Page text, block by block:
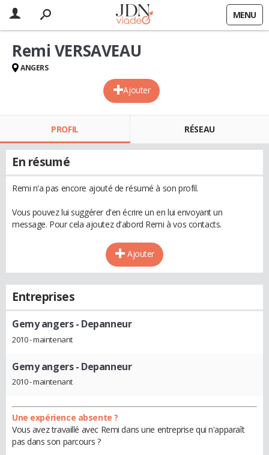
MENU
Ajouter
Remi VERSAVEAU
ANGERS
PROFIL RÉSEAU
En résumé
Remi n'a pas encore ajouté de résumé à son profil.
Vous pouvez lui suggérer d'en écrire un en lui envoyant un
message. Pour cela ajoutez d'abord Remi à vos contacts.
Ajouter
Entreprises
Gemy angers- Depanneur
2010 - maintenant
Gemy angers- Depanneur
2010 - maintenant
Une expérience absente ?
Vous avez travaillé avec Remi dans une entreprise qui n'apparaît
pas dans son parcours ?